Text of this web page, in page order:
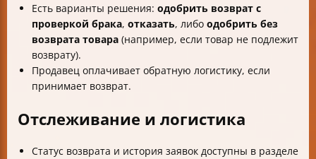
Есть варианты решения: одобрить возврат с
проверкой брака, отказать, либо одобрить без
возврата товара (например, если товар не подлежит
возврату).
Продавец оплачивает обратную логистику, если
принимает возврат.
Отслеживание и логистика
Статус возврата и история заявок доступны в разделе